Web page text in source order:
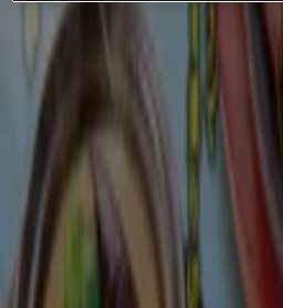
地魚屋
私たちの最高の掘り出し
8/31 日まで有効 川崎市